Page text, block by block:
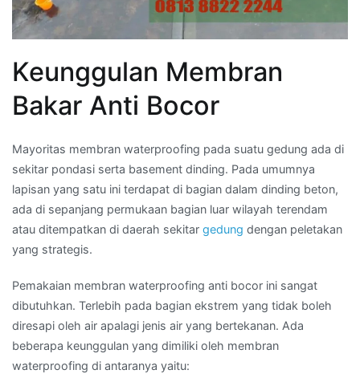
Keunggulan Membran
Bakar Anti Bocor
Mayoritas membran waterproofing pada suatu gedung ada di
sekitar pondasi serta basement dinding. Pada umumnya
lapisan yang satu ini terdapat di bagian dalam dinding beton,
ada di sepanjang permukaan bagian luar wilayah terendam
atau ditempatkan di daerah sekitar gedung dengan peletakan
yang strategis.
Pemakaian membran waterproofing anti bocor ini sangat
dibutuhkan. Terlebih pada bagian ekstrem yang tidak boleh
diresapi oleh air apalagi jenis air yang bertekanan. Ada
beberapa keunggulan yang dimiliki oleh membran
waterproofing di antaranya yaitu: